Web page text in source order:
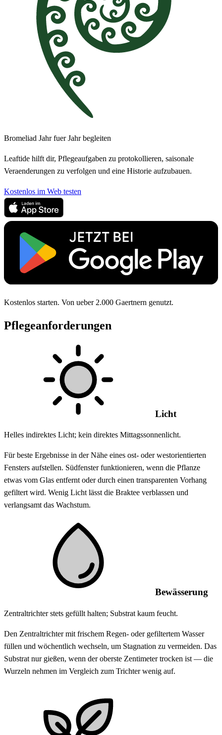
Bromeliad Jahr fuer Jahr begleiten
Leaftide hilft dir, Pflegeaufgaben zu protokollieren, saisonale
Veraenderungen zu verfolgen und eine Historie aufzubauen.
Kostenlos im Web testen
Kostenlos starten. Von ueber 2.000 Gaertnern genutzt.
Pflegeanforderungen
Licht
Helles indirektes Licht; kein direktes Mittagssonnenlicht.
Für beste Ergebnisse in der Nähe eines ost- oder westorientierten
Fensters aufstellen. Südfenster funktionieren, wenn die Pflanze
etwas vom Glas entfernt oder durch einen transparenten Vorhang
gefiltert wird. Wenig Licht lässt die Braktee verblassen und
verlangsamt das Wachstum.
Bewässerung
Zentraltrichter stets gefüllt halten; Substrat kaum feucht.
Den Zentraltrichter mit frischem Regen- oder gefiltertem Wasser
füllen und wöchentlich wechseln, um Stagnation zu vermeiden. Das
Substrat nur gießen, wenn der oberste Zentimeter trocken ist — die
Wurzeln nehmen im Vergleich zum Trichter wenig auf.